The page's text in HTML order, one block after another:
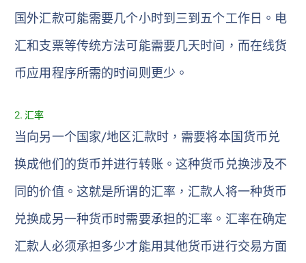
国外汇款可能需要几个小时到三到五个工作日。电
汇和支票等传统方法可能需要几天时间，而在线货
币应用程序所需的时间则更少。
2. 汇率
当向另一个国家/地区汇款时，需要将本国货币兑
换成他们的货币并进行转账。这种货币兑换涉及不
同的价值。这就是所谓的汇率，汇款人将一种货币
兑换成另一种货币时需要承担的汇率。汇率在确定
汇款人必须承担多少才能用其他货币进行交易方面